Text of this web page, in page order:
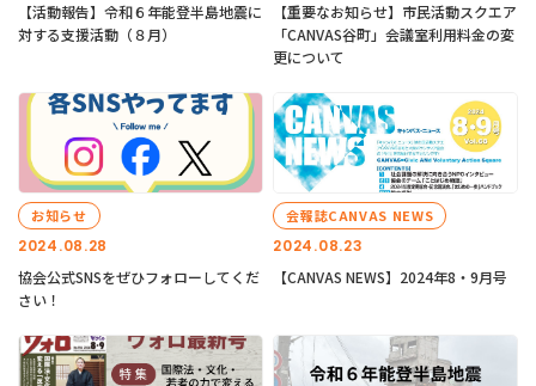
【活動報告】令和６年能登半島地震に
対する支援活動（８月）
【重要なお知らせ】市民活動スクエア
「CANVAS谷町」会議室利用料金の変
更について
2024.08.28
お知らせ
協会公式SNSをぜひフォローしてくだ
さい！
2024.08.23
会報誌CANVAS NEWS
【CANVAS NEWS】2024年8・9月号